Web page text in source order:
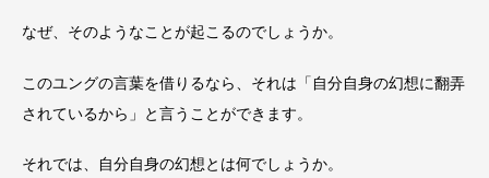
なぜ、そのようなことが起こるのでしょうか。
このユングの言葉を借りるなら、それは「自分自身の幻想に翻弄
されているから」と言うことができます。
それでは、自分自身の幻想とは何でしょうか。